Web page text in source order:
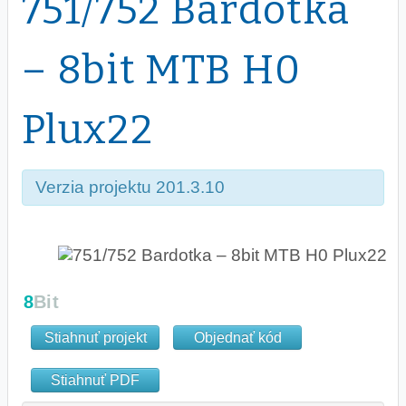
751/752 Bardotka
– 8bit MTB H0
Plux22
Verzia projektu 201.3.10
Stiahnuť projekt Objednať kód
Stiahnuť PDF